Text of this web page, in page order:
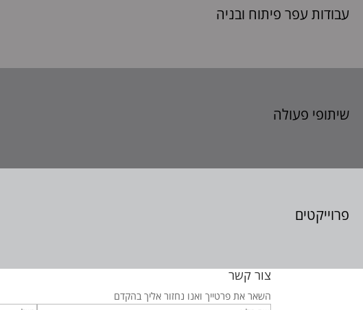
עבודות עפר פיתוח ובניה
שיתופי פעולה
פרוייקטים
צור קשר
השאר את פרטייך ואנו נחזור אליך בהקדם